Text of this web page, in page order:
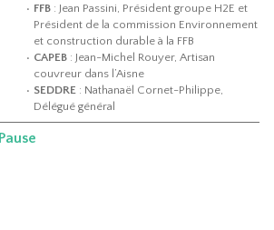
FFB: Jean Passini, Président groupe H2E et
Président de la commission Environnement
et construction durable à la FFB
CAPEB: Jean-Michel Rouyer, Artisan
couvreur dans l’Aisne
SEDDRE : Nathanaël Cornet-Philippe,
Délégué général
Pause